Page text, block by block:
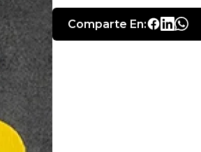
Comparte En: